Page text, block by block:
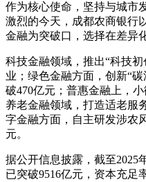
作为核心使命，坚持与城市
激烈的今天，成都农商银行
金融为突破口，选择在差异
科技金融领域，推出“科技
业；绿色金融方面，创新“
破470亿元；普惠金融上，
养老金融领域，打造适老服
字金融方面，自主研发涉农
元。
据公开信息披露，截至2025
已突破9516亿元，资本充足